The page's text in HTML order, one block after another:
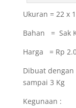
Ukuran = 22 x
Bahan = Sak
Harga = Rp
Dibuat
sampai 3 Kg
Kegunaan :